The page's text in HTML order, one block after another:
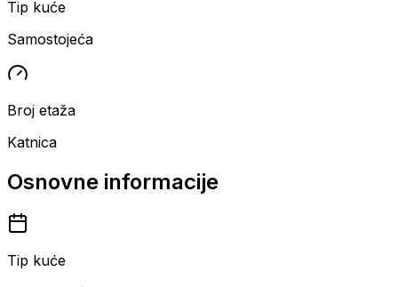
Tip kuće
Samostojeća
Broj etaža
Katnica
Osnovne informacije
Tip kuće